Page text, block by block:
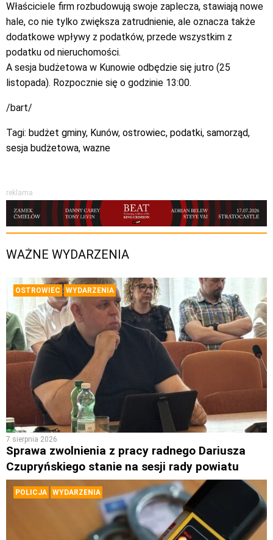
Właściciele firm rozbudowują swoje zaplecza, stawiają nowe
hale, co nie tylko zwiększa zatrudnienie, ale oznacza także
dodatkowe wpływy z podatków, przede wszystkim z
podatku od nieruchomości.
A sesja budżetowa w Kunowie odbędzie się jutro (25
listopada). Rozpocznie się o godzinie 13:00.
/bart/
Tagi: budżet gminy, Kunów, ostrowiec, podatki, samorząd,
sesja budżetowa, wazne
reklama
WAŻNE WYDARZENIA
OSTROWIEC WYDARZENIA
7 sierpnia 2026
Sprawa zwolnienia z pracy radnego Dariusza
Czupryńskiego stanie na sesji rady powiatu
POLICJA WYDARZENIA